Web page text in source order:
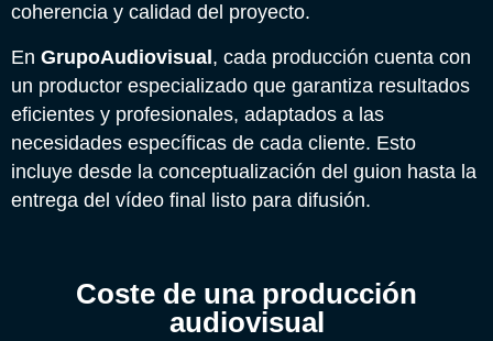
coherencia y calidad del proyecto.
En GrupoAudiovisual, cada producción cuenta con
un productor especializado que garantiza resultados
eficientes y profesionales, adaptados a las
necesidades específicas de cada cliente. Esto
incluye desde la conceptualización del guion hasta la
entrega del vídeo final listo para difusión.
Coste de una producción
audiovisual